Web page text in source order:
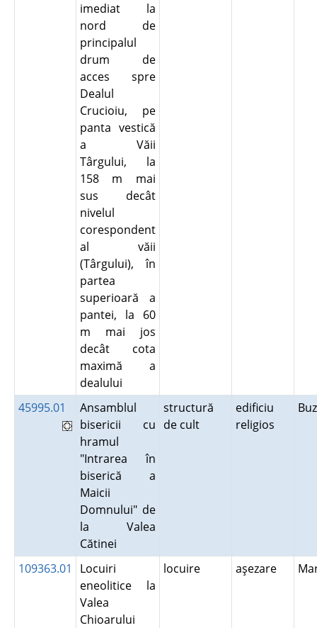
imediat la
nord de
principalul
drum de
acces spre
Dealul
Crucioiu, pe
panta vestică
a Văii
Târgului, la
158 m mai
sus decât
nivelul
corespondent
al văii
(Târgului), în
partea
superioară a
pantei, la 60
m mai jos
decât cota
maximă a
dealului
45995.01
Ansamblul
bisericii cu
hramul
"Intrarea în
biserică a
Maicii
Domnului" de
la Valea
Cătinei
structură
de cult
edificiu
religios
109363.01
Locuiri
eneolitice la
Valea
Chioarului
locuire aşezare